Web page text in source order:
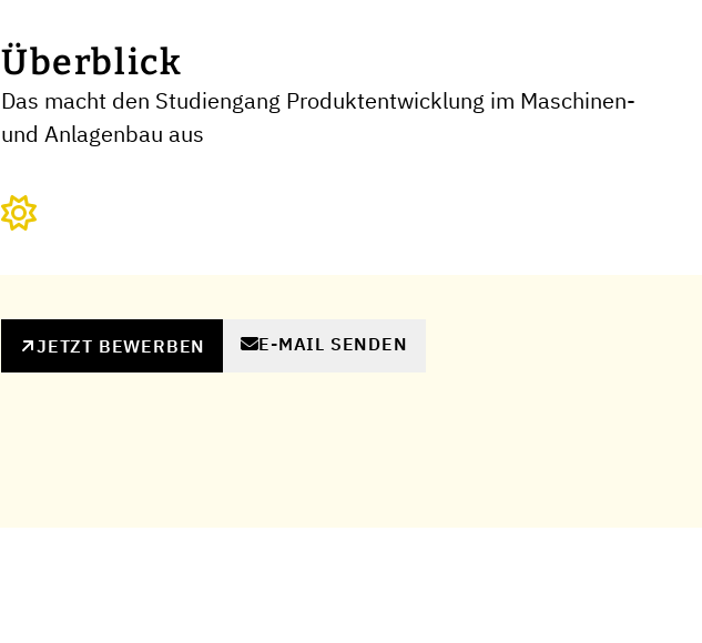
Überblick
Das macht den Studiengang Produktentwicklung im Maschinen-
und Anlagenbau aus
JETZT BEWERBEN E-MAIL SENDEN